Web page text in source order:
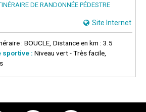
DE RANDONNÉE PÉDESTRE
Site Internet
: BOUCLE Distance en km : 3.5
sportive : Niveau vert - Très facile